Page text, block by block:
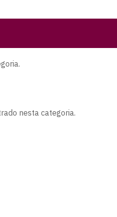
nesta categoria.